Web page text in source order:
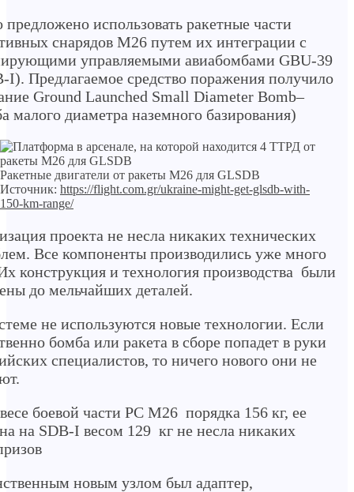
предложено использовать ракетные части
снарядов М26 путем их интеграции с
управляемыми авиабомбами GBU-39
I). Предлагаемое средство поражения получило
Ground Launched Small Diameter Bomb–
малого диаметра наземного базирования)
Ракетные двигатели от ракеты М26 для GLSDB
Источник: https://flight.com.gr/ukraine-might-get-glsdb-with-
150-km-range/
проекта не несла никаких технических
Все компоненты производились уже много
конструкция и технология производства были
до мельчайших деталей.
не используются новые технологии. Если
бомба или ракета в сборе попадет в руки
специалистов, то ничего нового они не
боевой части РС М26 порядка 156 кг, ее
на SDB-I весом 129 кг не несла никаких
новым узлом был адаптер,